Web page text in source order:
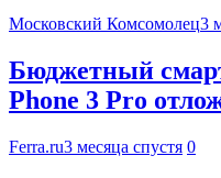
Московский Комсомолец3
Бюджетный
Phone 3 Pro
Ferra.ru3 месяца спустя 0